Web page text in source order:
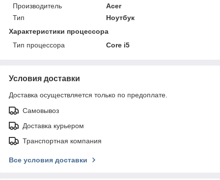
Производитель
Acer
Тип
Ноутбук
Характеристики процессора
Тип процессора
Core i5
Условия доставки
Доставка осуществляется только по предоплате.
Самовывоз
Доставка курьером
Транспортная компания
Все условия доставки